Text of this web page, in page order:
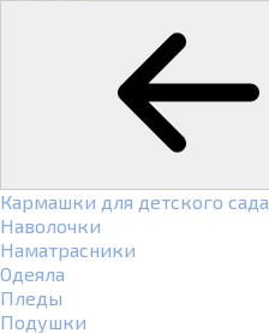
Кармашки для детского сада
Наволочки
Наматрасники
Одеяла
Пледы
Подушки